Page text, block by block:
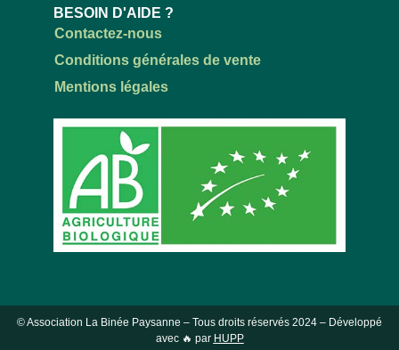
BESOIN D'AIDE ?
Contactez-nous
Conditions générales de vente
Mentions légales
© Association La Binée Paysanne – Tous droits réservés 2024 – Développé
avec 🔥 par HUPP